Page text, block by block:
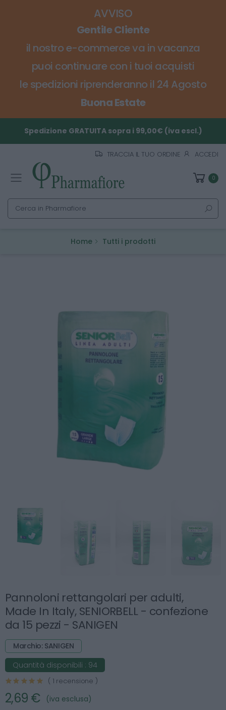
AVVISO
Gentile Cliente
il nostro e-commerce va in vacanza
puoi continuare con i tuoi acquisti
le spedizioni riprenderanno il 24 Agosto
Buona Estate
Spedizione GRATUITA sopra i 99,00€ (iva escl.)
TRACCIA IL TUO ORDINE ACCEDI
Toggle mobile menu 0
Cerca
Home Tutti i prodotti
Pannoloni rettangolari per adulti,
Made In Italy, SENIORBELL - confezione
da 15 pezzi - SANIGEN
Marchio: SANIGEN
Quantità disponibili : 94
( 1 recensione )
2,69 €
(iva esclusa)